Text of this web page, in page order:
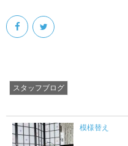
スタッフブログ
模様替え